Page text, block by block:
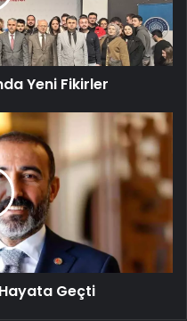
Yeni Fikirler
Geçti